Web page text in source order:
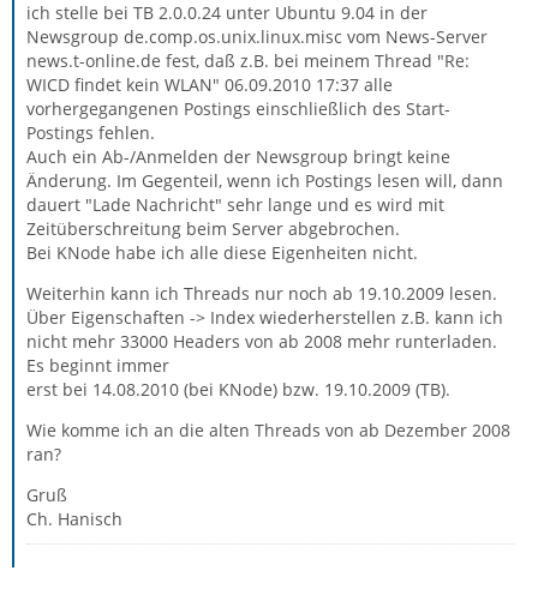
ich stelle bei TB 2.0.0.24 unter Ubuntu 9.04 in der
Newsgroup de.comp.os.unix.linux.misc vom News-Server
news.t-online.de fest, daß z.B. bei meinem Thread "Re:
WICD findet kein WLAN" 06.09.2010 17:37 alle
vorhergegangenen Postings einschließlich des Start-
Postings fehlen.
Auch ein Ab-/Anmelden der Newsgroup bringt keine
Änderung. Im Gegenteil, wenn ich Postings lesen will, dann
dauert "Lade Nachricht" sehr lange und es wird mit
Zeitüberschreitung beim Server abgebrochen.
Bei KNode habe ich alle diese Eigenheiten nicht.
Weiterhin kann ich Threads nur noch ab 19.10.2009 lesen.
Über Eigenschaften -> Index wiederherstellen z.B. kann ich
nicht mehr 33000 Headers von ab 2008 mehr runterladen.
Es beginnt immer
erst bei 14.08.2010 (bei KNode) bzw. 19.10.2009 (TB).
Wie komme ich an die alten Threads von ab Dezember 2008
ran?
Gruß
Ch. Hanisch